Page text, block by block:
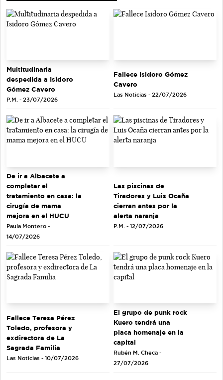
Multitudinaria
despedida a Isidoro
Gómez Cavero
P.M. - 23/07/2026
Fallece Isidoro Gómez
Cavero
Las Noticias - 22/07/2026
De ir a Albacete a
completar el
tratamiento en casa: la
cirugía de mama
mejora en el HUCU
Paula Montero -
14/07/2026
Las piscinas de
Tiradores y Luis Ocaña
cierran antes por la
alerta naranja
P.M. - 12/07/2026
Fallece Teresa Pérez
Toledo, profesora y
exdirectora de La
Sagrada Familia
Las Noticias - 10/07/2026
El grupo de punk rock
Kuero tendrá una
placa homenaje en la
capital
Rubén M. Checa -
27/07/2026